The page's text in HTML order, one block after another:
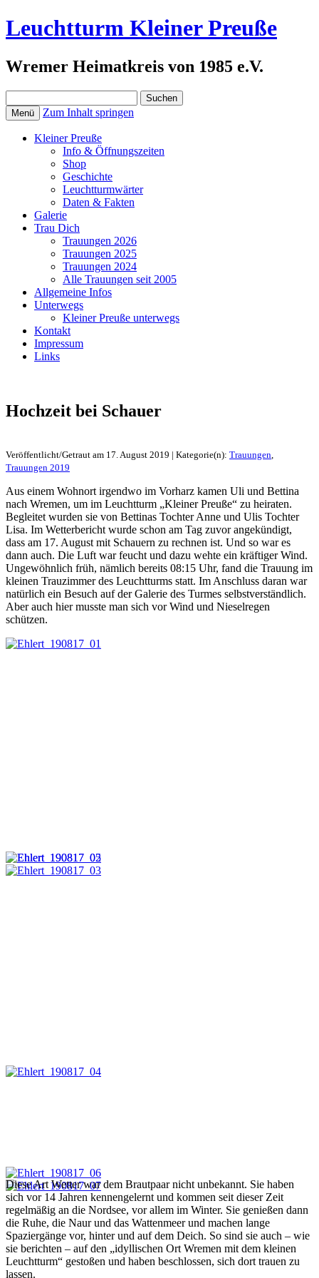
Leuchtturm Kleiner Preuße
Wremer Heimatkreis von 1985 e.V.
nach:
Menü Zum Inhalt springen
Kleiner Preuße
Info & Öffnungszeiten
Shop
Geschichte
Leuchtturmwärter
Daten & Fakten
Galerie
Trau Dich
Trauungen 2026
Trauungen 2025
Trauungen 2024
Alle Trauungen seit 2005
Allgemeine Infos
Unterwegs
Kleiner Preuße unterwegs
Kontakt
Impressum
Links
Hochzeit bei Schauer
Veröffentlicht/Getraut am 17. August 2019 | Kategorie(n): Trauungen
Trauungen 2019
Aus einem Wohnort irgendwo im Vorharz kamen Uli und Bettina
nach Wremen, um im Leuchtturm „Kleiner Preuße“ zu heiraten.
Begleitet wurden sie von Bettinas Tochter Anne und Ulis Tochter
Lisa. Im Wetterbericht wurde schon am Tag zuvor angekündigt,
dass am 17. August mit Schauern zu rechnen ist. Und so war es
dann auch. Die Luft war feucht und dazu wehte ein kräftiger Wind.
Ungewöhnlich früh, nämlich bereits 08:15 Uhr, fand die Trauung im
kleinen Trauzimmer des Leuchtturms statt. Im Anschluss daran war
natürlich ein Besuch auf der Galerie des Turmes selbstverständlich.
Aber auch hier musste man sich vor Wind und Nieselregen
schützen.
Diese Art Wetter war dem Brautpaar nicht unbekannt. Sie haben
sich vor 14 Jahren kennengelernt und kommen seit dieser Zeit
regelmäßig an die Nordsee, vor allem im Winter. Sie genießen dann
die Ruhe, die Naur und das Wattenmeer und machen lange
Spaziergänge vor, hinter und auf dem Deich. So sind sie auch – wie
sie berichten – auf den „idyllischen Ort Wremen mit dem kleinen
Leuchtturm“ gestoßen und haben beschlossen, sich dort trauen zu
lassen.